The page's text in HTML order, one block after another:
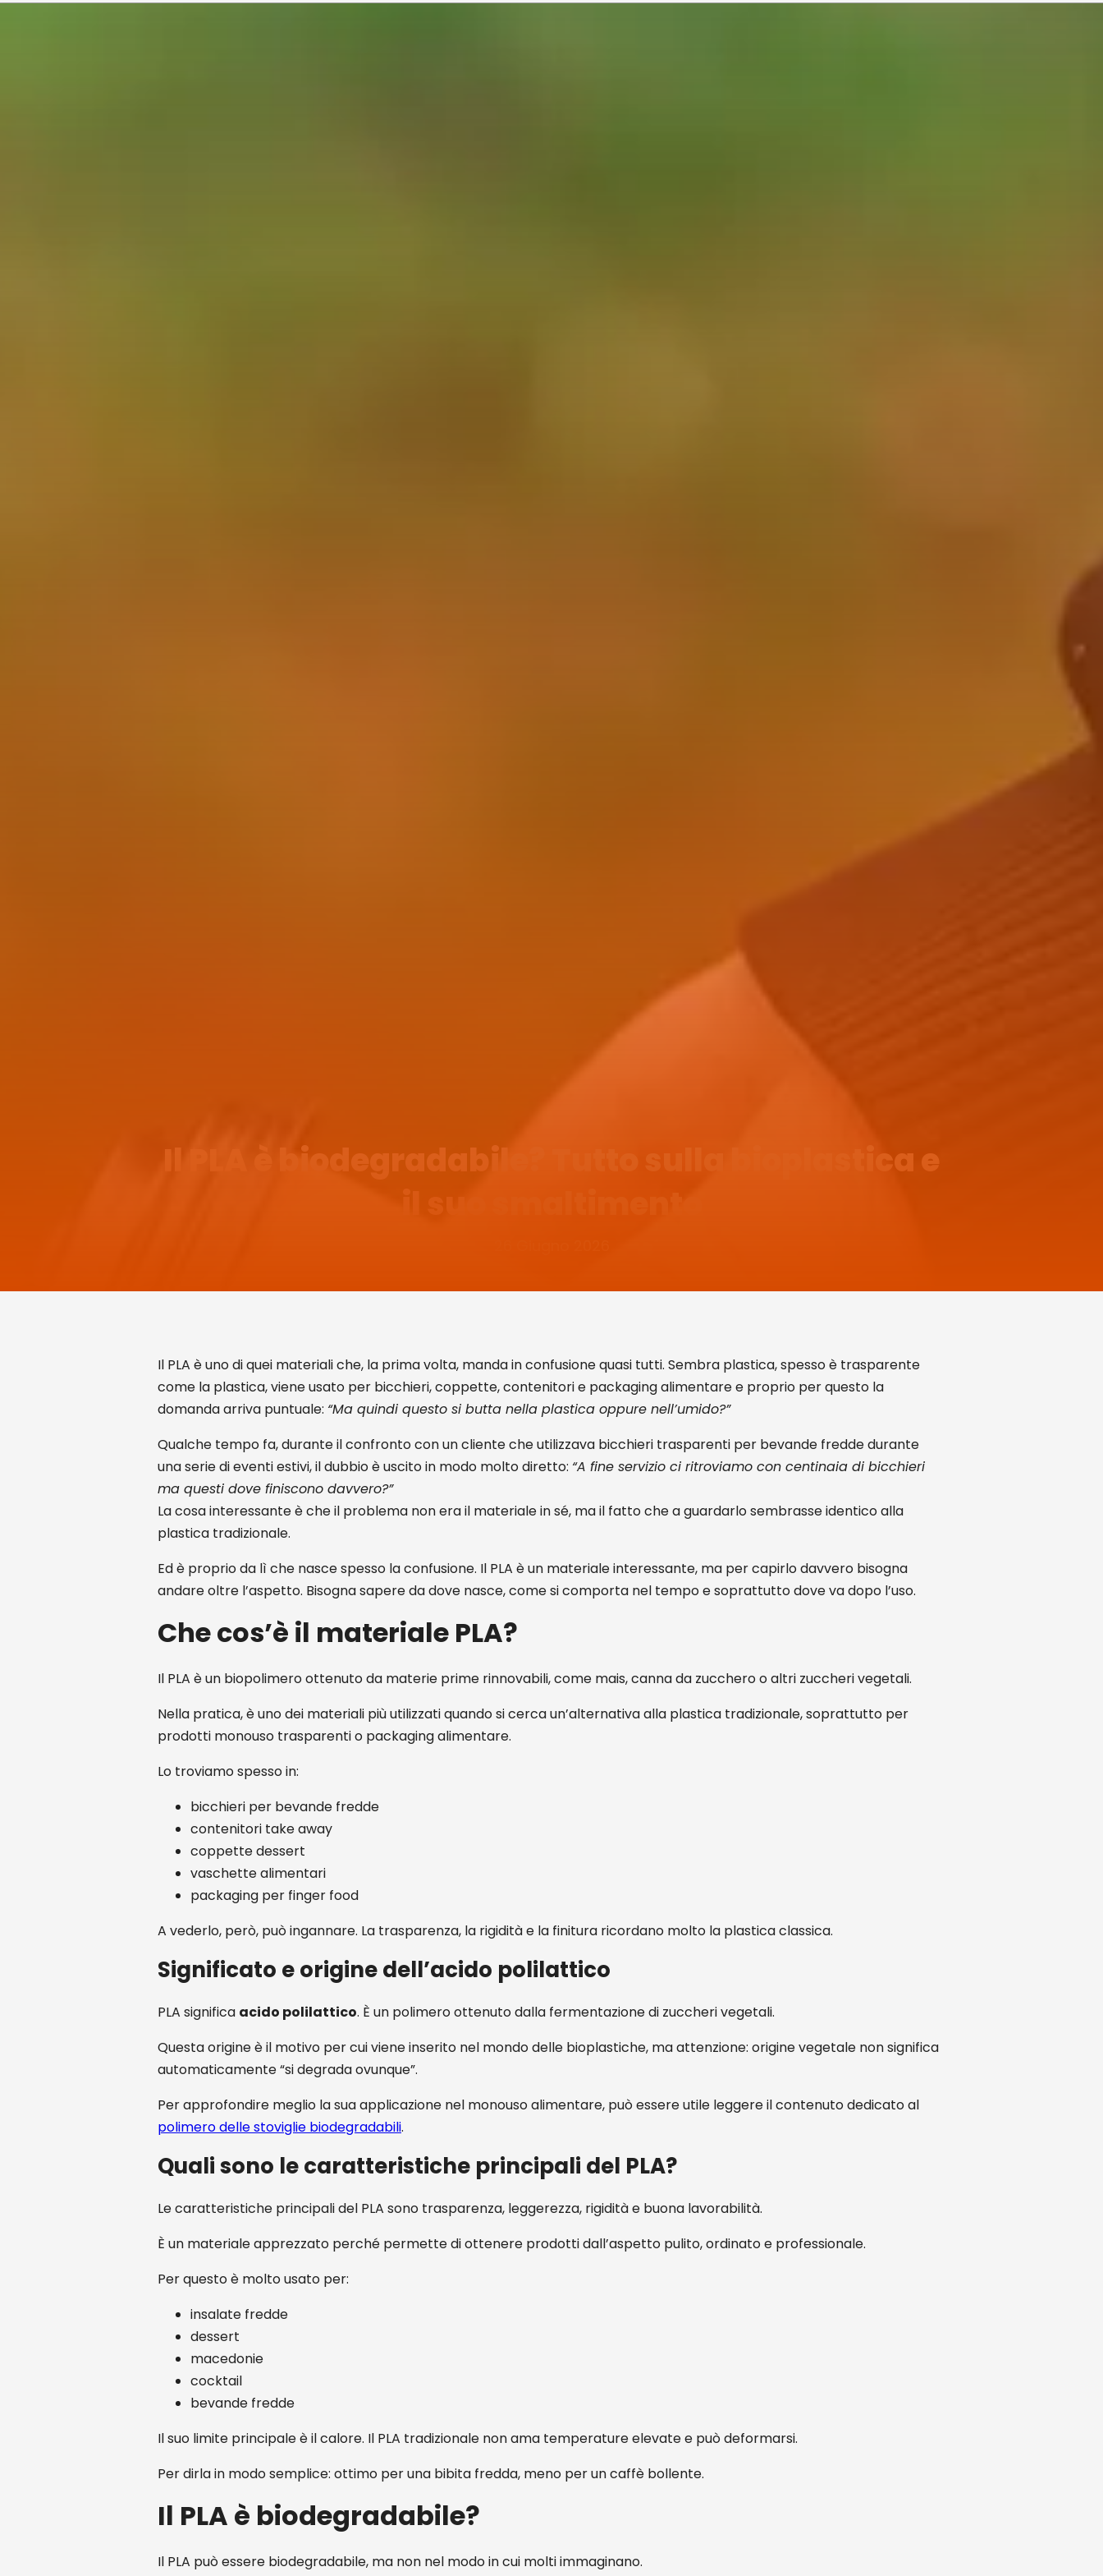
Il PLA è biodegradabile? Tutto sulla bioplastica e
Il PLA è uno di quei materiali che, la prima volta, manda in confusione quasi tutti. Sembra plastica, spesso è trasparente
come la plastica, viene usato per bicchieri, coppette, contenitori e packaging alimentare e proprio per questo la
domanda arriva puntuale: “Ma quindi questo si butta nella plastica oppure nell’umido?”
Qualche tempo fa, durante il confronto con un cliente che utilizzava bicchieri trasparenti per bevande fredde durante
una serie di eventi estivi, il dubbio è uscito in modo molto diretto: “A fine servizio ci ritroviamo con centinaia di bicchieri
ma questi dove finiscono davvero?”
La cosa interessante è che il problema non era il materiale in sé, ma il fatto che a guardarlo sembrasse identico alla
plastica tradizionale.
Ed è proprio da lì che nasce spesso la confusione. Il PLA è un materiale interessante, ma per capirlo davvero bisogna
andare oltre l’aspetto. Bisogna sapere da dove nasce, come si comporta nel tempo e soprattutto dove va dopo l’uso.
Che cos’è il materiale PLA?
Il PLA è un biopolimero ottenuto da materie prime rinnovabili, come mais, canna da zucchero o altri zuccheri vegetali.
Nella pratica, è uno dei materiali più utilizzati quando si cerca un’alternativa alla plastica tradizionale, soprattutto per
prodotti monouso trasparenti o packaging alimentare.
Lo troviamo spesso in:
bicchieri per bevande fredde
contenitori take away
coppette dessert
vaschette alimentari
packaging per finger food
A vederlo, però, può ingannare. La trasparenza, la rigidità e la finitura ricordano molto la plastica classica.
Significato e origine dell’acido polilattico
PLA significa acido polilattico. È un polimero ottenuto dalla fermentazione di zuccheri vegetali.
Questa origine è il motivo per cui viene inserito nel mondo delle bioplastiche, ma attenzione: origine vegetale non significa
automaticamente “si degrada ovunque”.
Per approfondire meglio la sua applicazione nel monouso alimentare, può essere utile leggere il contenuto dedicato al
polimero delle stoviglie biodegradabili.
Quali sono le caratteristiche principali del PLA?
Le caratteristiche principali del PLA sono trasparenza, leggerezza, rigidità e buona lavorabilità.
È un materiale apprezzato perché permette di ottenere prodotti dall’aspetto pulito, ordinato e professionale.
Per questo è molto usato per:
insalate fredde
dessert
macedonie
cocktail
bevande fredde
Il suo limite principale è il calore. Il PLA tradizionale non ama temperature elevate e può deformarsi.
Per dirla in modo semplice: ottimo per una bibita fredda, meno per un caffè bollente.
Il PLA è biodegradabile?
Il PLA può essere biodegradabile, ma non nel modo in cui molti immaginano.